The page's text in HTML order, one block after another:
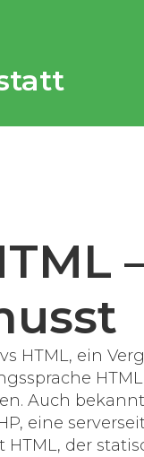
HTML, ein
. Auch
, eine
HTML, der